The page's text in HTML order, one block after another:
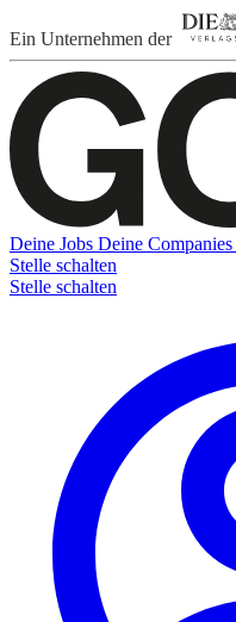
Ein Unternehmen der
Deine Jobs Deine Companies
Stelle schalten
Stelle schalten